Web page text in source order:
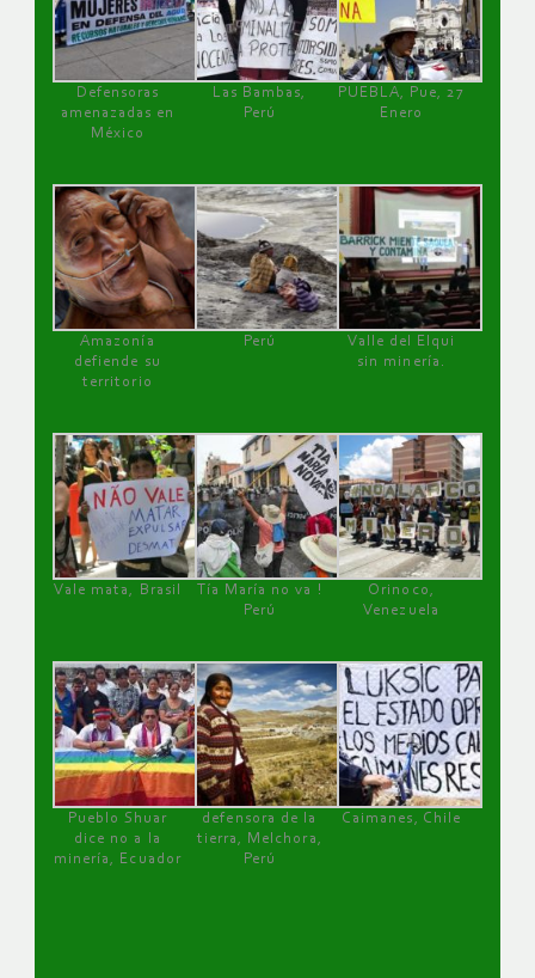
Defensoras
amenazadas en
México
Las Bambas,
Perú
PUEBLA, Pue, 27
Enero
Amazonía
defiende su
territorio
Perú
Valle del Elqui
sin minería.
Vale mata, Brasil
Tía María no va !
Perú
Orinoco,
Venezuela
Pueblo Shuar
dice no a la
minería, Ecuador
defensora de la
tierra, Melchora,
Perú
Caimanes, Chile